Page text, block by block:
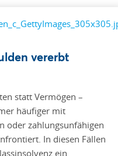
vererbt
statt Vermögen –
häufiger mit
oder zahlungsunfähigen
In diesen Fällen
ein